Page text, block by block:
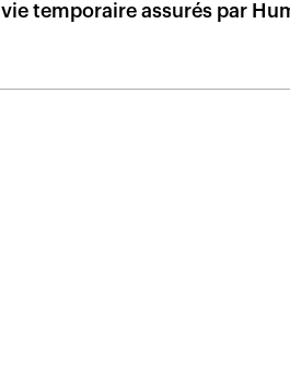
temporaire assurés par